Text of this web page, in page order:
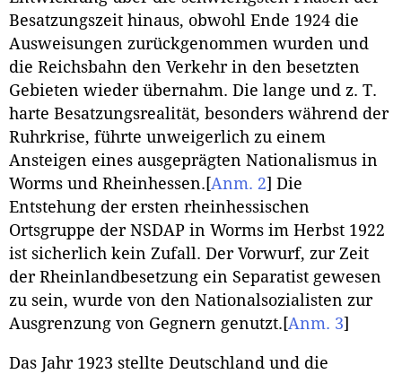
Besatzungszeit hinaus, obwohl Ende 1924 die
Ausweisungen zurückgenommen wurden und
die Reichsbahn den Verkehr in den besetzten
Gebieten wieder übernahm. Die lange und z. T.
harte Besatzungsrealität, besonders während der
Ruhrkrise, führte unweigerlich zu einem
Ansteigen eines ausgeprägten Nationalismus in
Worms und Rheinhessen. [Anm. 2] Die
Entstehung der ersten rheinhessischen
Ortsgruppe der NSDAP in Worms im Herbst 1922
ist sicherlich kein Zufall. Der Vorwurf, zur Zeit
der Rheinlandbesetzung ein Separatist gewesen
zu sein, wurde von den Nationalsozialisten zur
Ausgrenzung von Gegnern genutzt. [Anm. 3]
Das Jahr 1923 stellte Deutschland und die